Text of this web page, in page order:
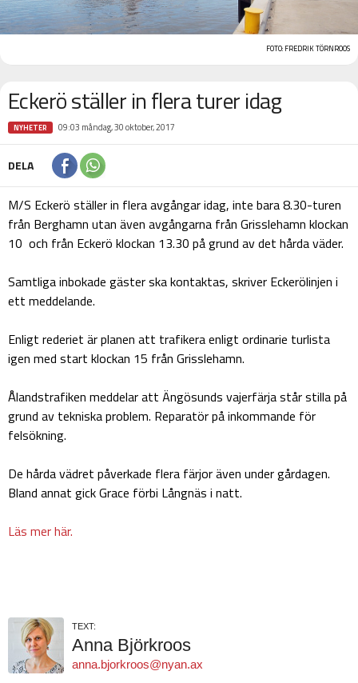
FOTO: FREDRIK TÖRNROOS
Eckerö ställer in flera turer idag
NYHETER 09:03 måndag, 30 oktober, 2017
DELA
M/S Eckerö ställer in flera avgångar idag, inte bara 8.30-turen
från Berghamn utan även avgångarna från Grisslehamn klockan
10 och från Eckerö klockan 13.30 på grund av det hårda väder.
Samtliga inbokade gäster ska kontaktas, skriver Eckerölinjen i
ett meddelande.
Enligt rederiet är planen att trafikera enligt ordinarie turlista
igen med start klockan 15 från Grisslehamn.
Ålandstrafiken meddelar att Ängösunds vajerfärja står stilla på
grund av tekniska problem. Reparatör på inkommande för
felsökning.
De hårda vädret påverkade flera färjor även under gårdagen.
Bland annat gick Grace förbi Långnäs i natt.
Läs mer här.
TEXT:
Anna Björkroos
anna.bjorkroos@nyan.ax